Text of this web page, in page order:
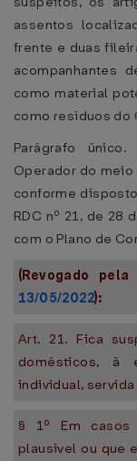
assentos
frente e duas
acompanhantes
como material
como resíduos do
Parágrafo
Operador do
conforme
RDC nº 21, de
com o Plano de
(Revogado pela
13/05/2022):
Art. 21. Fica
domésticos, à
individual,
§ 1º Em casos
plausível ou que